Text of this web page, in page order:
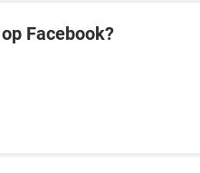
Facebook?